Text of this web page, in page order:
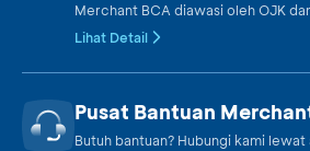
Merchant BCA diawasi oleh OJK
Lihat Detail
Pusat Bantuan
Butuh bantuan? Hubungi kami